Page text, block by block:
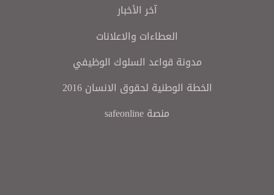
آخر الأخبار
العطاءات والاعلانات
مدونة قواعد السلوك الوظيفي
الخطة الوطنية لحقوق الانسان 2016
منصة safeonline